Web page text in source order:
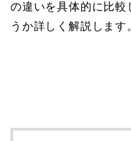
の違いを具体的に比較
うか詳しく解説します